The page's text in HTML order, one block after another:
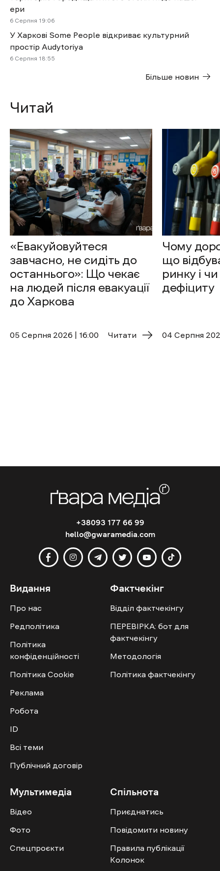
ери
6 Cерпня 19:06
У Харкові Some People відкриває культурний
простір Audytoriya
6 Cерпня 18:55
Більше новин
Читай
«Евакуйовуйтеся
завчасно, не сидіть до
останнього»: Що чекає
на людей після евакуації
до Харкова
05 Cерпня 2026 | 16:00 Читати
Чому
що
ринку і
дефіциту
04 Cерпня
+38093 177 66 99
hello@gwaramedia.com
Видання
Про нас
Редполітика
Політика
конфіденційності
Політика Cookie
Реклама
Робота
ID
Всі теми
Публічний договір
Фактчекінг
Відділ фактчекінгу
ПЕРЕВІРКА: бот для
фактчекінгу
Методологія
Політика фактчекінгу
Мультимедіа
Відео
Фото
Спецпроєкти
Спільнота
Приєднатись
Повідомити новину
Правила публікації
Колонок